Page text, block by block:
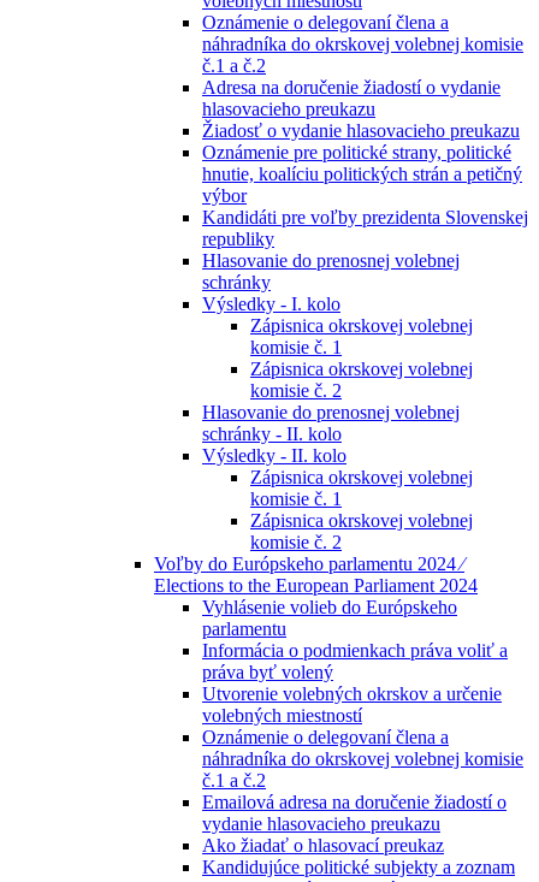
Oznámenie o delegovaní člena a
náhradníka do okrskovej volebnej komisie
č.1 a č.2
Adresa na doručenie žiadostí o vydanie
hlasovacieho preukazu
Žiadosť o vydanie hlasovacieho preukazu
Oznámenie pre politické strany, politické
hnutie, koalíciu politických strán a petičný
výbor
Kandidáti pre voľby prezidenta Slovenskej
republiky
Hlasovanie do prenosnej volebnej
schránky
Výsledky - I. kolo
Zápisnica okrskovej volebnej
komisie č. 1
Zápisnica okrskovej volebnej
komisie č. 2
Hlasovanie do prenosnej volebnej
schránky - II. kolo
Výsledky - II. kolo
Zápisnica okrskovej volebnej
komisie č. 1
Zápisnica okrskovej volebnej
komisie č. 2
Voľby do Európskeho parlamentu 2024 ⁄
Elections to the European Parliament 2024
Vyhlásenie volieb do Európskeho
parlamentu
Informácia o podmienkach práva voliť a
práva byť volený
Utvorenie volebných okrskov a určenie
volebných miestností
Oznámenie o delegovaní člena a
náhradníka do okrskovej volebnej komisie
č.1 a č.2
Emailová adresa na doručenie žiadostí o
vydanie hlasovacieho preukazu
Ako žiadať o hlasovací preukaz
Kandidujúce politické subjekty a zoznam